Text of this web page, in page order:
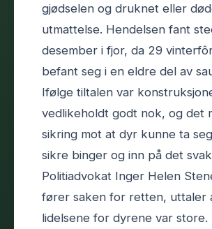
gjødselen og druknet eller
utmattelse. Hendelsen fant
desember i fjor, da 29
befant seg i en eldre del av
Ifølge tiltalen var
vedlikeholdt godt nok, og det
sikring mot at dyr kunne ta
sikre binger og inn på det
Politiadvokat Inger Helen
fører saken for retten, uttaler
lidelsene for dyrene var store.